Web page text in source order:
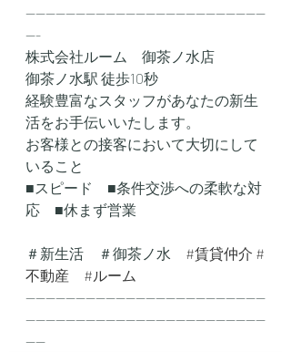
------------------------------------------------
---
株式会社ルーム　御茶ノ水店
御茶ノ水駅 徒歩10秒
経験豊富なスタッフがあなたの新生
活をお手伝いいたします。
お客様との接客において大切にして
いること
■スピード　■条件交渉への柔軟な対
応　■休まず営業
＃新生活　＃御茶ノ水 #賃貸仲介 #
不動産
#ルーム
------------------------------------------------
------------------------------------------------
----